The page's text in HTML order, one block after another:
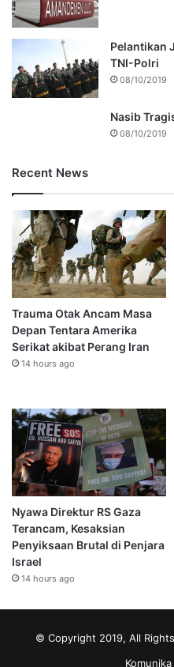
Pelantikan
TNI-Polri
08/10/2019
Nasib
08/10/2019
Recent News
Trauma Otak Ancam Masa
Depan Tentara Amerika
Serikat akibat Perang Iran
14 hours ago
Nyawa Direktur RS Gaza
Terancam, Kesaksian
Penyiksaan Brutal di Penjara
Israel
14 hours ago
© Copyright 2019, All
Komunika